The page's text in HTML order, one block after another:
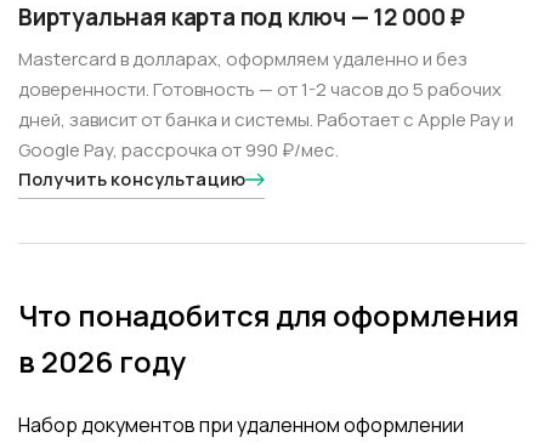
Виртуальная карта под ключ — 12 000 ₽
Mastercard в долларах, оформляем удаленно и без
доверенности. Готовность — от 1-2 часов до 5 рабочих
дней, зависит от банка и системы. Работает с Apple Pay и
Google Pay, рассрочка от 990 ₽/мес.
Получить консультацию
Что понадобится для оформления
в 2026 году
Набор документов при удаленном оформлении